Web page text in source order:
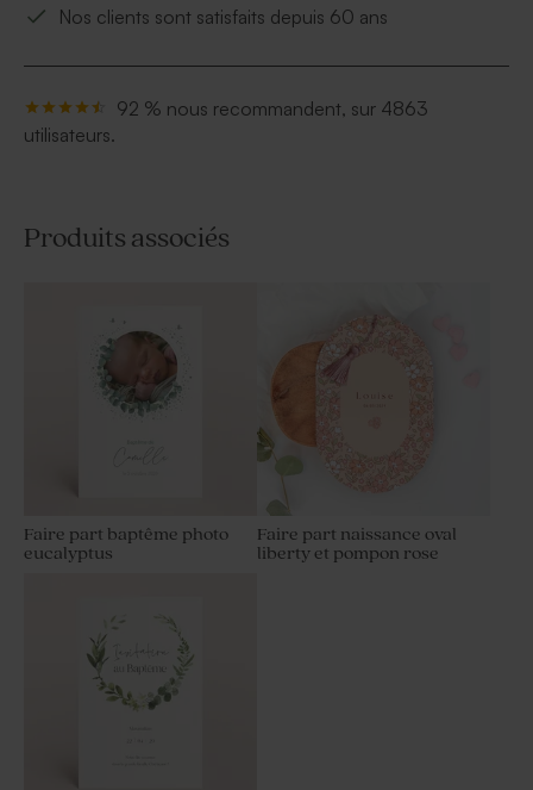
Nos clients sont satisfaits depuis 60 ans
92 % nous recommandent, sur 4863
utilisateurs.
Produits associés
Faire part baptême photo
eucalyptus
Faire part naissance oval
liberty et pompon rose